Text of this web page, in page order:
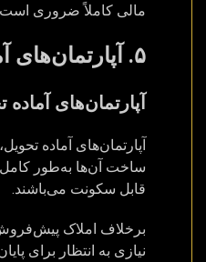
مالی کاملاً ضروری
۵. آپارتمان‌های آماده تحویل
آپارتمان‌های
آپارتمان‌های آماده
ساخت آن‌ها به‌طور کامل
قابل سکونت می‌باشند.
برخلاف املاک
نیازی به انتظار برای